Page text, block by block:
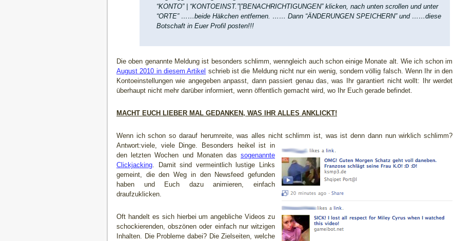
“KONTO” | “KONTOEINST.”|”BENACHRICHTIGUNGEN” klicken, nach unten scrollen und unter
“ORTE” ……beide Häkchen entfernen. …… Dann “ÄNDERUNGEN SPEICHERN” und ……diese
Botschaft in Euer Profil posten!!!
Die oben genannte Meldung ist besonders schlimm, wenngleich auch schon einige Monate alt. Wie ich schon im
August 2010 in diesem Artikel schrieb ist die Meldung nicht nur ein wenig, sondern völlig falsch. Wenn Ihr in den
Kontoeinstellungen wie angegeben anpasst, dann passiert genau das, was Ihr garantiert nicht wollt: Ihr werdet
überhaupt nicht mehr darüber informiert, wenn öffentlich gemacht wird, wo Ihr Euch gerade befindet.
MACHT EUCH LIEBER MAL GEDANKEN, WAS IHR ALLES ANKLICKT!
Wenn ich schon so darauf herumreite, was alles nicht schlimm ist, was ist denn dann nun wirklich schlimm?
Antwort:viele, viele Dinge. Besonders heikel ist in
den letzten Wochen und Monaten das sogenannte
Clickjacking. Damit sind vermeintlich lustige Links
gemeint, die den Weg in den Newsfeed gefunden
haben und Euch dazu animieren, einfach
draufzuklicken.
Oft handelt es sich hierbei um angebliche Videos zu
schockierenden, obszönen oder einfach nur witzigen
Inhalten. Die Probleme dabei? Die Zielseiten, welche